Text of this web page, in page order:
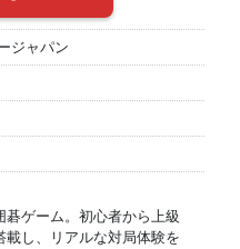
ジャパン
ゲーム。初心者から上級
し、リアルな対局体験を